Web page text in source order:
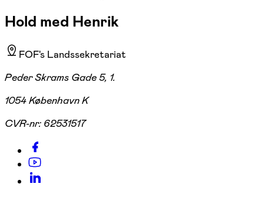
Hold med Henrik
FOF's Landssekretariat
Peder Skrams Gade 5, 1.
1054 København K
CVR-nr: 62531517